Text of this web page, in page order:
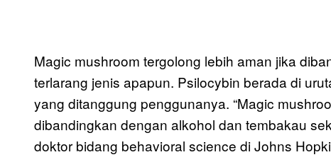
Magic mushroom tergolong lebih aman jika
terlarang jenis apapun. Psilocybin berada di
yang ditanggung penggunanya. “Magic
dibandingkan dengan alkohol dan tembakau
doktor bidang behavioral science di Johns